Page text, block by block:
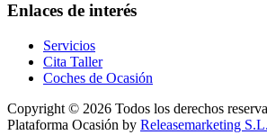
Enlaces de interés
Servicios
Cita Taller
Coches de Ocasión
Copyright © 2026 Todos los derechos
Plataforma Ocasión by Releasemarketing S.L.